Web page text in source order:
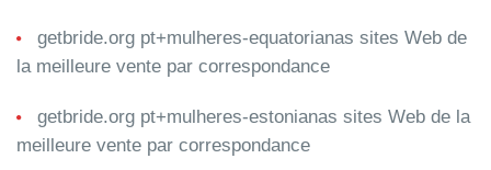
getbride.org pt+mulheres-equatorianas sites Web de
la meilleure vente par correspondance
getbride.org pt+mulheres-estonianas sites Web de la
meilleure vente par correspondance